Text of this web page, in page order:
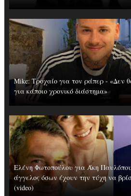
Mike: Τροχαίο για τον ράπερ - «Δεν
για κάποιο χρονικό διάστημα»
Ελένη Φωτοπούλου για Άκη
άγγελος όσων έχουν την τύχη να
(video)